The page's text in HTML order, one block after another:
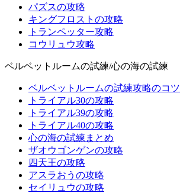
パズスの攻略
キングフロストの攻略
トランペッター攻略
コウリュウ攻略
ベルベットルームの試練/心の海の試練
ベルベットルームの試練攻略のコツ
トライアル30の攻略
トライアル39の攻略
トライアル40の攻略
心の海の試練まとめ
ザオウゴンゲンの攻略
四天王の攻略
アスラおうの攻略
セイリュウの攻略